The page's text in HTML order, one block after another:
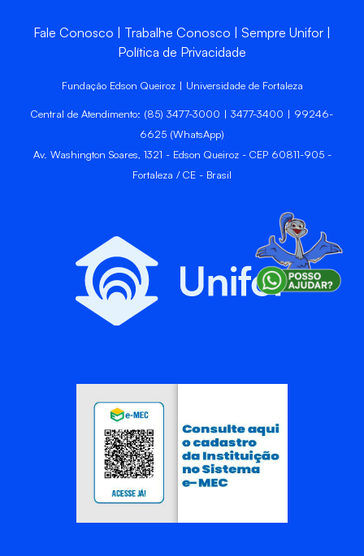
Fale Conosco Trabalhe Conosco
Sempre Unifor
Política de Privacidade
Fundação Edson Queiroz | Universidade de Fortaleza
Central de Atendimento: (85) 3477-3000 | 3477-3400 | 99246-
6625 (WhatsApp)
Av. Washington Soares, 1321 - Edson Queiroz - CEP 60811-905 -
Fortaleza / CE - Brasil